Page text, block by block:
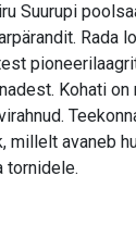
Suurupi
Rada
Kohati
millelt avaneb
tornidele.